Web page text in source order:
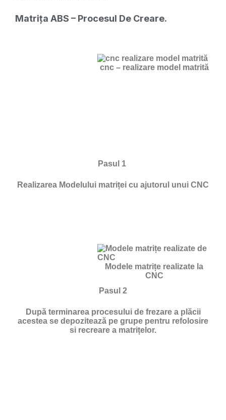
Matrița ABS – Procesul De Creare.
cnc – realizare model matrită
Pasul 1
Realizarea Modelului matriței cu ajutorul unui CNC
Modele matrițe realizate la
CNC
Pasul 2
După terminarea procesului de frezare a plăcii
acestea se depozitează pe grupe pentru refolosire
si recreare a matrițelor.